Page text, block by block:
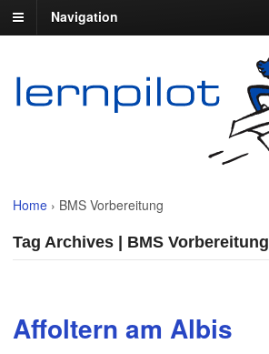
Navigation
Home › BMS Vorbereitung
Tag Archives | BMS Vorbereitung
Affoltern am Albis